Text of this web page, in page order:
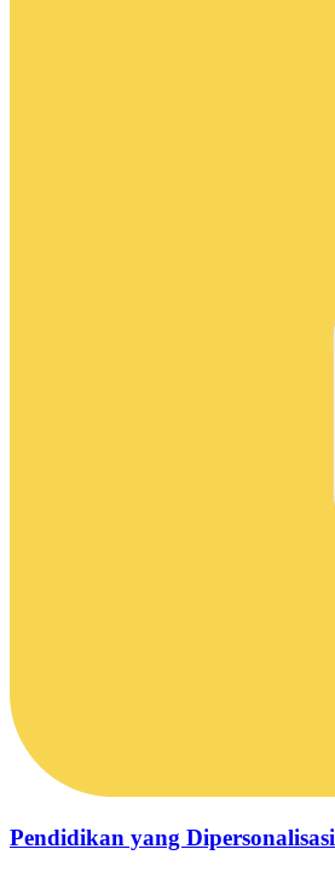
Pendidikan yang Dipersonalisasi